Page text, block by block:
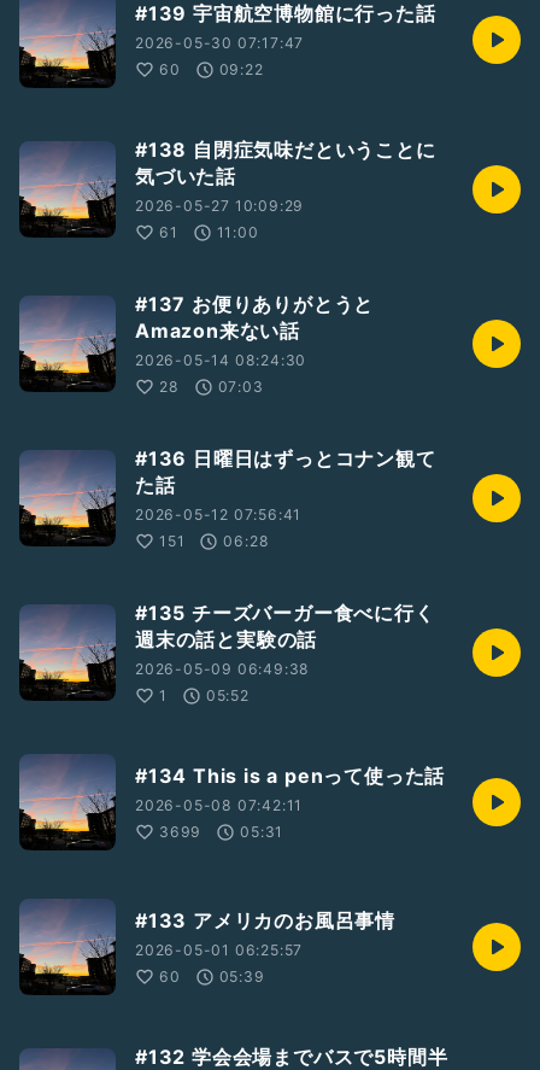
#139 宇宙航空博物館に行った話
2026-05-30 07:17:47
60
09:22
#138 自閉症気味だということに
気づいた話
2026-05-27 10:09:29
61
11:00
#137 お便りありがとうと
Amazon来ない話
2026-05-14 08:24:30
28
07:03
#136 日曜日はずっとコナン観て
た話
2026-05-12 07:56:41
151
06:28
#135 チーズバーガー食べに行く
週末の話と実験の話
2026-05-09 06:49:38
1
05:52
#134 This is a penって使った話
2026-05-08 07:42:11
3699
05:31
#133 アメリカのお風呂事情
2026-05-01 06:25:57
60
05:39
#132 学会会場までバスで5時間半